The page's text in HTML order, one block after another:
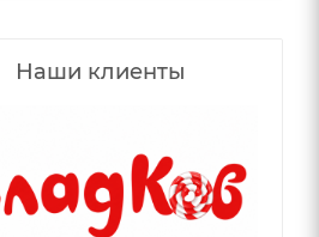
Наши клиенты